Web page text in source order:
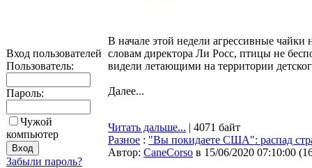
Вход пользователей
Пользователь:
Пароль:
Чужой
компьютер
Забыли пароль?
В начале этой недели агрессивные
словам директора Ли Росс, птицы не
видели летающими на территории
Далее...
Читать дальше... | 4071 байт
Разное : "Вы покидаете США": распад
Автор: CaneCorso в 15/06/2020 07:10:00 (